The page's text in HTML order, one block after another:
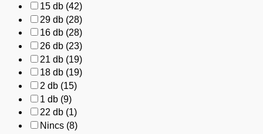
15 db (42)
29 db (28)
16 db (28)
26 db (23)
21 db (19)
18 db (19)
2 db (15)
1 db (9)
22 db (1)
Nincs (8)